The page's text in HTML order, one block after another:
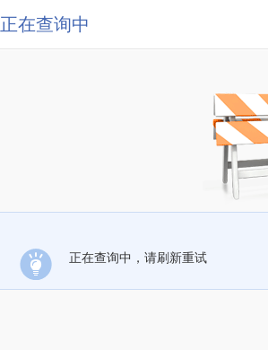
正在查询中
正在查询中，请刷新重试